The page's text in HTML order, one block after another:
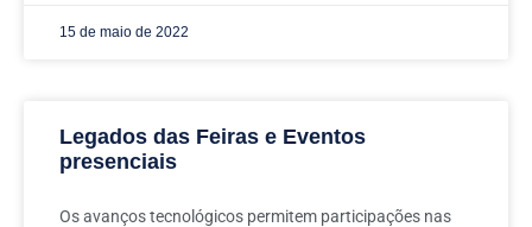
15 de maio de 2022
Legados das Feiras e Eventos
presenciais
Os avanços tecnológicos permitem participações nas